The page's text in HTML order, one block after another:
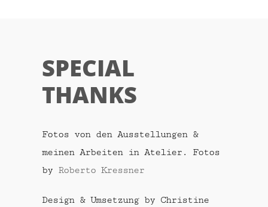
SPECIAL
THANKS
Fotos von den Ausstellungen &
meinen Arbeiten in Atelier. Fotos
by Roberto Kressner
Design & Umsetzung by Christine